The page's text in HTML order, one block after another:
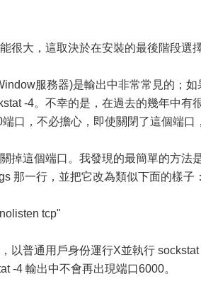
很大，這取決於在安裝的最後階段選
服務器)是輸出中非常常見的；
-4。不幸的是，在過去的幾年中
口，不必擔心，即使關閉了這個端口
掉這個端口。我發現的最簡單的方法
那一行，並把它改為類似下面的樣子：
tcp"
以普通用戶身份運行X並執行
-4 輸出中不會再出現端口6000。